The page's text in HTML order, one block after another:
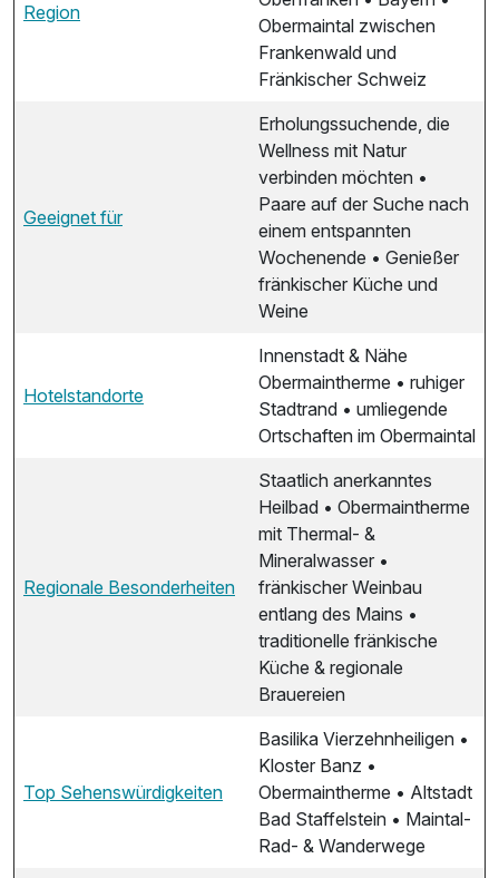
Region
Obermaintal zwischen
Frankenwald und
Fränkischer Schweiz
Geeignet für
Erholungssuchende, die
Wellness mit Natur
verbinden möchten •
Paare auf der Suche nach
einem entspannten
Wochenende • Genießer
fränkischer Küche und
Weine
Hotelstandorte
Innenstadt & Nähe
Obermaintherme • ruhiger
Stadtrand • umliegende
Ortschaften im Obermaintal
Regionale Besonderheiten
Staatlich anerkanntes
Heilbad • Obermaintherme
mit Thermal- &
Mineralwasser •
fränkischer Weinbau
entlang des Mains •
traditionelle fränkische
Küche & regionale
Brauereien
Top Sehenswürdigkeiten
Basilika Vierzehnheiligen •
Kloster Banz •
Obermaintherme • Altstadt
Bad Staffelstein • Maintal-
Rad- & Wanderwege